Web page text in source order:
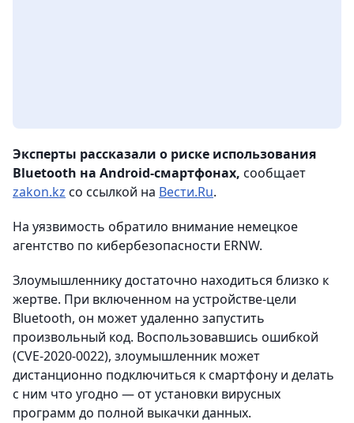
Эксперты рассказали о риске использования
Bluetooth на Android-смартфонах, сообщает
zakon.kz со ссылкой на Вести.Ru.
На уязвимость обратило внимание немецкое
агентство по кибербезопасности ERNW.
Злоумышленнику достаточно находиться близко к
жертве. При включенном на устройстве-цели
Bluetooth, он может удаленно запустить
произвольный код. Воспользовавшись ошибкой
(CVE-2020-0022), злоумышленник может
дистанционно подключиться к смартфону и делать
с ним что угодно — от установки вирусных
программ до полной выкачки данных.